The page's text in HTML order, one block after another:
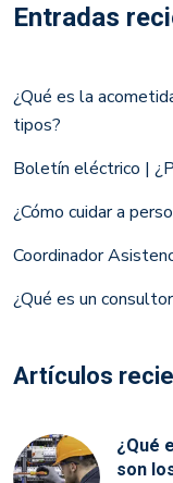
Entradas
¿Qué es la
tipos?
Boletín eléctrico |
¿Cómo cuidar a
Coordinador
¿Qué es un
Artículos
¿Qué
son